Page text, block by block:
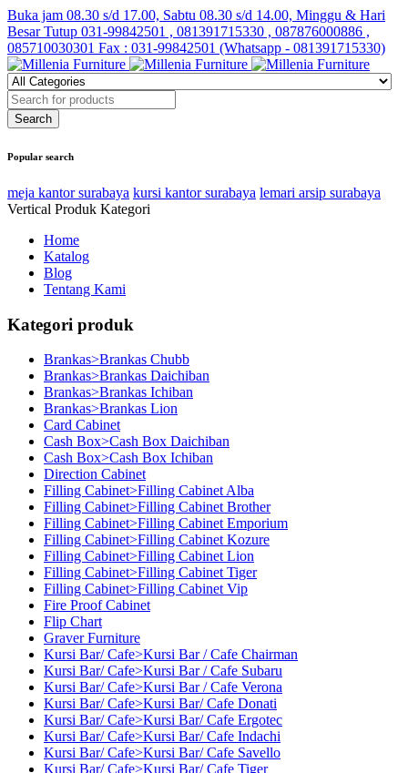
Buka jam 08.30 s/d 17.00, Sabtu 08.30 s/d 14.00, Minggu & Hari
Besar Tutup 031-99842501 , 081391715330 , 087876000886 ,
085710030301 Fax : 031-99842501 (Whatsapp - 081391715330)
Popular search
meja kantor surabaya kursi kantor surabaya lemari arsip surabaya
Vertical Produk Kategori
Home
Katalog
Blog
Tentang Kami
Kategori produk
Brankas>Brankas Chubb
Brankas>Brankas Daichiban
Brankas>Brankas Ichiban
Brankas>Brankas Lion
Card Cabinet
Cash Box>Cash Box Daichiban
Cash Box>Cash Box Ichiban
Direction Cabinet
Filling Cabinet>Filling Cabinet Alba
Filling Cabinet>Filling Cabinet Brother
Filling Cabinet>Filling Cabinet Emporium
Filling Cabinet>Filling Cabinet Kozure
Filling Cabinet>Filling Cabinet Lion
Filling Cabinet>Filling Cabinet Tiger
Filling Cabinet>Filling Cabinet Vip
Fire Proof Cabinet
Flip Chart
Graver Furniture
Kursi Bar/ Cafe>Kursi Bar / Cafe Chairman
Kursi Bar/ Cafe>Kursi Bar / Cafe Subaru
Kursi Bar/ Cafe>Kursi Bar / Cafe Verona
Kursi Bar/ Cafe>Kursi Bar/ Cafe Donati
Kursi Bar/ Cafe>Kursi Bar/ Cafe Ergotec
Kursi Bar/ Cafe>Kursi Bar/ Cafe Indachi
Kursi Bar/ Cafe>Kursi Bar/ Cafe Savello
Kursi Bar/ Cafe>Kursi Bar/ Cafe Tiger